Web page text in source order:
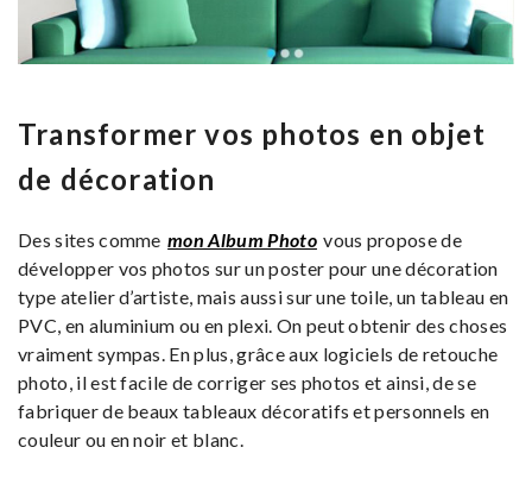
Transformer vos photos en objet
de décoration
Des sites comme mon Album Photo vous propose de
développer vos photos sur un poster pour une décoration
type atelier d’artiste, mais aussi sur une toile, un tableau en
PVC, en aluminium ou en plexi. On peut obtenir des choses
vraiment sympas. En plus, grâce aux logiciels de retouche
photo, il est facile de corriger ses photos et ainsi, de se
fabriquer de beaux tableaux décoratifs et personnels en
couleur ou en noir et blanc.